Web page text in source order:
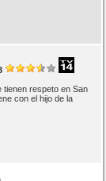
tienen respeto en San
con el hijo de la